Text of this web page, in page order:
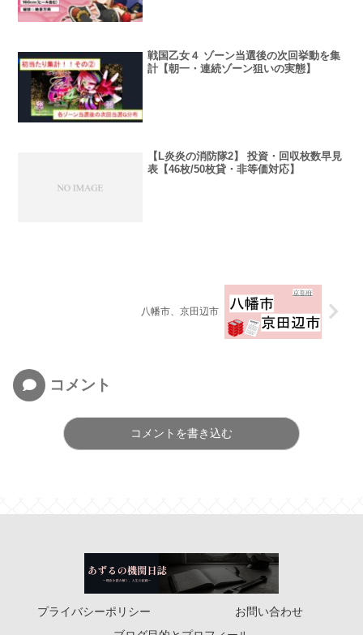
戦国乙女４ ゾーン当選後の次回挙動を集
計【朝一・連続ゾーン狙いの実態】
【L炎炎の消防隊2】 投資・回収枚数早見
表【46枚/50枚貸・非等価対応】
八幡市、京田辺市
コメント
コメントを書き込む
プライバシーポリシー
お問い合わせ